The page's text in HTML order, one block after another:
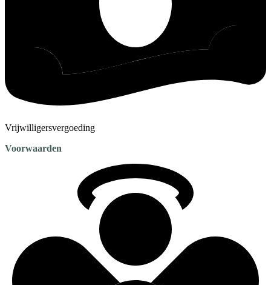
Vrijwilligersvergoeding
Voorwaarden